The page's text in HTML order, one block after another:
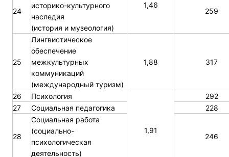
1,46
24
историко-культурного
наследия
(история и музеология)
259
25
Лингвистическое
обеспечение
межкультурных
коммуникаций
(международный туризм)
1,88 317
26 Психология
1,91
292
27
Социальная педагогика 228
28
Социальная работа
(социально-
психологическая
деятельность)
246